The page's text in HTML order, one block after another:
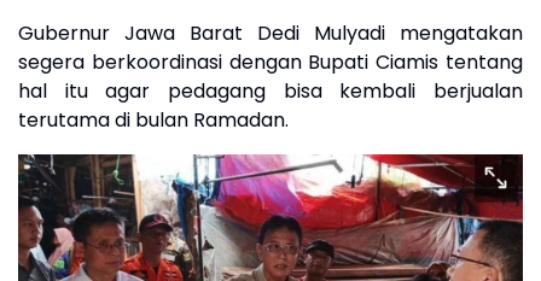
Gubernur Jawa Barat Dedi Mulyadi mengatakan
segera berkoordinasi dengan Bupati Ciamis tentang
hal itu agar pedagang bisa kembali berjualan
terutama di bulan Ramadan.